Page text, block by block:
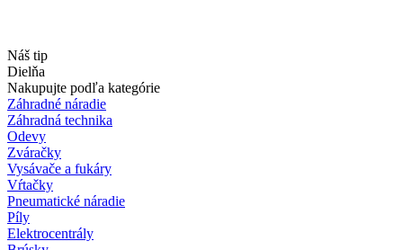
Náš tip
Dielňa
Nakupujte podľa kategórie
Záhradné náradie
Záhradná technika
Odevy
Zváračky
Vysávače a fukáry
Vŕtačky
Pneumatické náradie
Píly
Elektrocentrály